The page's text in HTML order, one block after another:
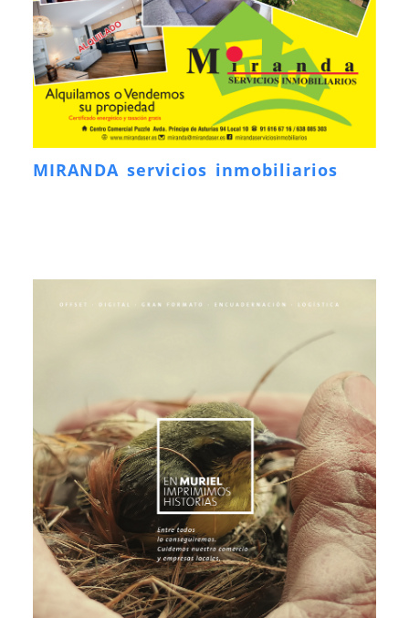
MIRANDA servicios inmobiliarios